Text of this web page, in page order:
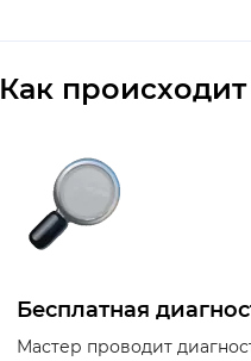
Как
Бесплатная
Мастер проводит